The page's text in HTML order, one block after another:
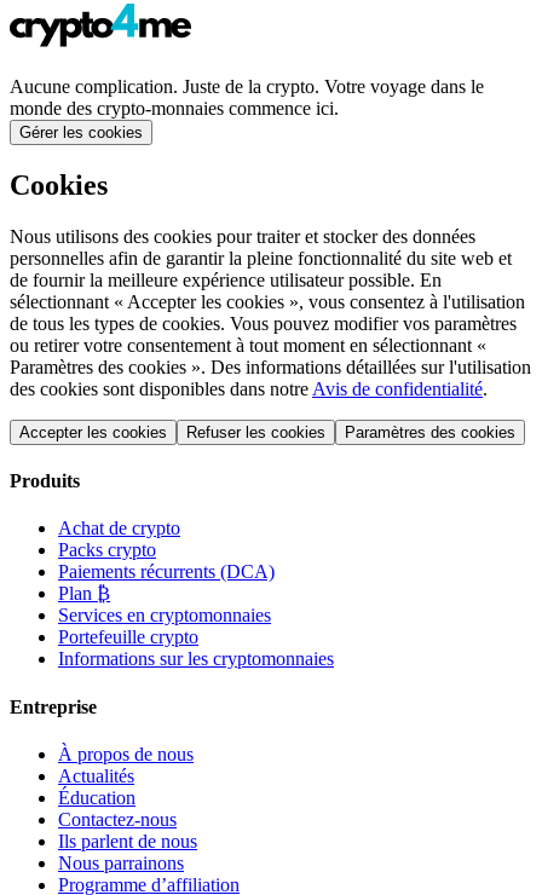
Aucune complication. Juste de la crypto. Votre voyage dans le
monde des crypto-monnaies commence ici.
Gérer les cookies
Cookies
Nous utilisons des cookies pour traiter et stocker des données
personnelles afin de garantir la pleine fonctionnalité du site web et
de fournir la meilleure expérience utilisateur possible. En
sélectionnant « Accepter les cookies », vous consentez à l'utilisation
de tous les types de cookies. Vous pouvez modifier vos paramètres
ou retirer votre consentement à tout moment en sélectionnant «
Paramètres des cookies ». Des informations détaillées sur l'utilisation
des cookies sont disponibles dans notre Avis de confidentialité.
Accepter les cookies Refuser les cookies Paramètres des cookies
Produits
Achat de crypto
Packs crypto
Paiements récurrents (DCA)
Plan ₿
Services en cryptomonnaies
Portefeuille crypto
Informations sur les cryptomonnaies
Entreprise
À propos de nous
Actualités
Éducation
Contactez-nous
Ils parlent de nous
Nous parrainons
Programme d’affiliation